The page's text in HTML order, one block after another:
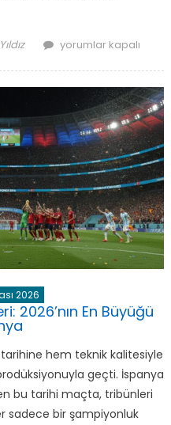
2026’nın
Mbappe’den
10
Gollük
Şov
için
yorumlar kapalı
2026
2026’nın En Büyüğü
hem teknik kalitesiyle
geçti. İspanya
bu tarihi maçta, tribünleri
sadece bir şampiyonluk